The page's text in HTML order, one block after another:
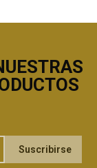
Suscribirse